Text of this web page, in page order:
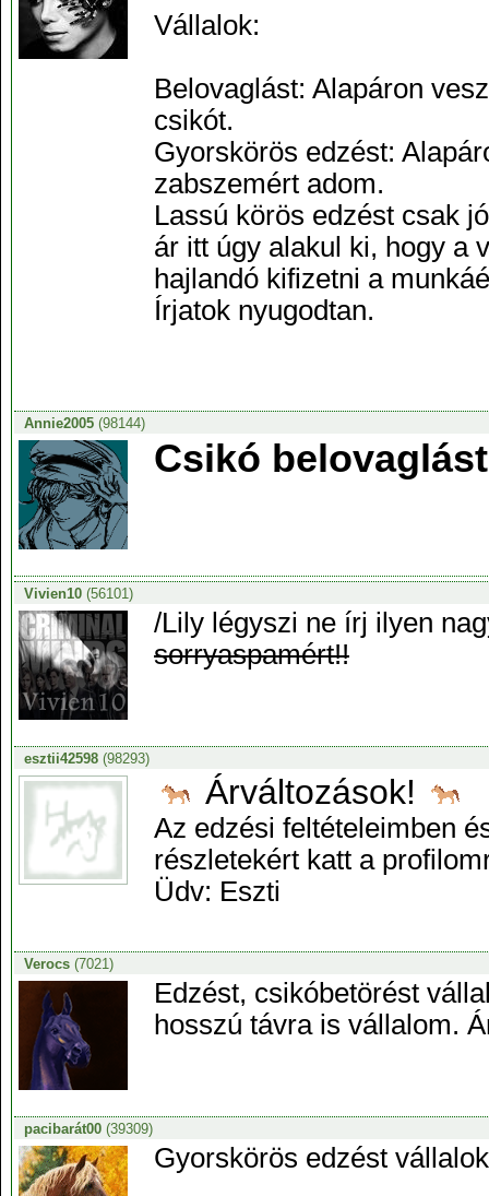
Vállalok:
Belovaglást: Alapáron
csikót.
Gyorskörös edzést:
zabszemért adom.
Lassú körös edzést csak
ár itt úgy alakul ki, hogy a
hajlandó kifizetni a
Írjatok nyugodtan.
Annie2005(98144)
Csikó
Vivien10(56101)
/Lily légyszi ne írj ilyen
sorryaspamért!!
esztii42598(98293)
Árváltozások!
Az edzési feltételeimben
részletekért katt a
Üdv: Eszti
Verocs(7021)
Edzést, csikóbetörést
hosszú távra is vállalom.
pacibarát00(39309)
Gyorskörös edzést